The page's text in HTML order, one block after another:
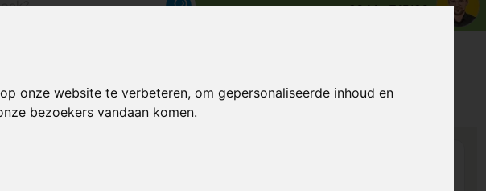
onze website te verbeteren, om gepersonaliseerde inhoud en
bezoekers vandaan komen.
0344 - 745109
mijn prijs Al vanaf€ 19,66 per stuk (excl. BTW)